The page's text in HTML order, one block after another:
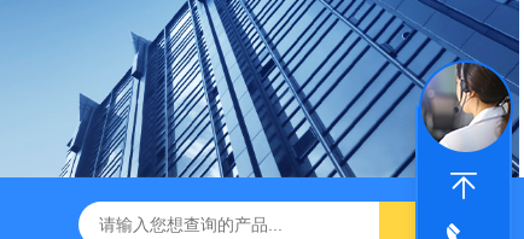
哈希HQ40D便携式多参数水质分析仪 哈希PD1P1在线PH